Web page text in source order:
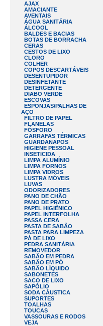
AJAX
AMACIANTE
AVENTAIS
ÁGUA SANITÁRIA
ÁLCOOL
BALDES E BACIAS
BOTAS DE BORRACHA
CERAS
CESTOS DE LIXO
CLORO
COLHER
COPOS DESCARTÁVEIS
DESENTUPIDOR
DESINFETANTE
DETERGENTE
DIABO VERDE
ESCOVAS
ESPONJAS/PALHAS DE
AÇO
FILTRO DE PAPEL
FLANELAS
FÓSFORO
GARRAFAS TÉRMICAS
GUARDANAPOS
HIGIENE PESSOAL
INSETICIDA
LIMPA ALUMÍNIO
LIMPA FORNOS
LIMPA VIDROS
LUSTRA MÓVEIS
LUVAS
ODORIZADORES
PANO DE CHÃO
PANO DE PRATO
PAPEL HIGIÊNICO
PAPEL INTERFOLHA
PASSA CERA
PASTA DE SABÃO
PASTA PARA LIMPEZA
PÁ DE LIXO
PEDRA SANITÁRIA
REMOVEDOR
SABÃO EM PEDRA
SABÃO EM PÓ
SABÃO LÍQUIDO
SABONETES
SACO DE LIXO
SAPÓLIO
SODA CÁUSTICA
SUPORTES
TOALHAS
TOUCAS
VASSOURAS E RODOS
VEJA